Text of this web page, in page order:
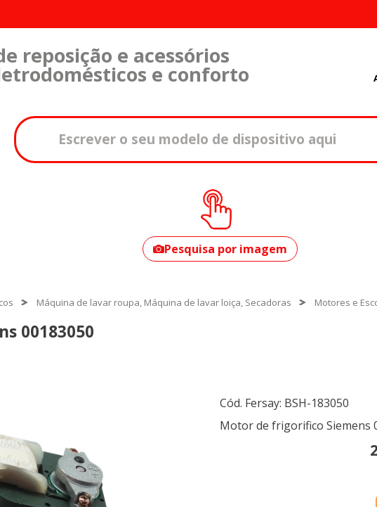
reposição e acessórios
e conforto
seu modelo?
Pesquisa por imagem
Máquina de lavar roupa, Máquina de lavar loiça, Secadoras Motores e
00183050
Cód. Fersay: BSH-183050
Motor de frigorifico Siemens